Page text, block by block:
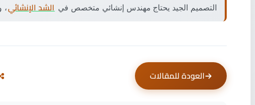
التصميم الجيد يحتاج مهندس إنشائي متخصص في الشد الإنشائي،
العودة للمقالات